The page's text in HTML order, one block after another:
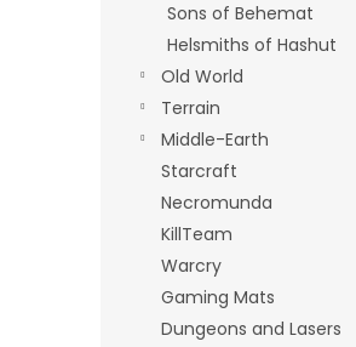
Sons of Behemat
Helsmiths of Hashut
Old World
Terrain
Middle-Earth
Starcraft
Necromunda
KillTeam
Warcry
Gaming Mats
Dungeons and Lasers